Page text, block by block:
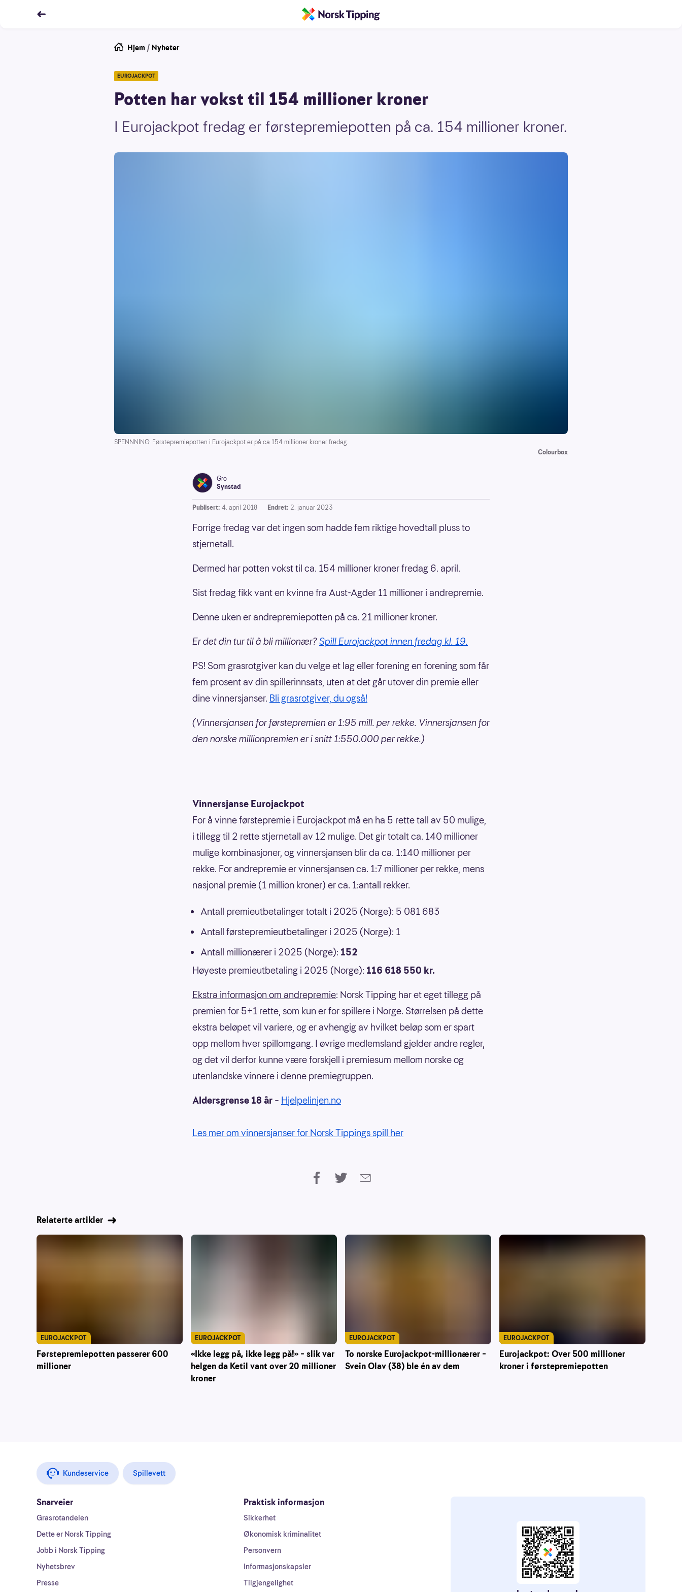
Hjem / Nyheter
EUROJACKPOT
Potten har vokst til 154 millioner kroner
I Eurojackpot fredag er førstepremiepotten på ca. 154 millioner kroner.
SPENNNING: Førstepremiepotten i Eurojackpot er på ca 154 millioner kroner fredag.
Colourbox
Gro
Synstad
Publisert: 4. april 2018 Endret: 2. januar 2023
Forrige fredag var det ingen som hadde fem riktige hovedtall pluss to
stjernetall.
Dermed har potten vokst til ca. 154 millioner kroner fredag 6. april.
Sist fredag fikk vant en kvinne fra Aust-Agder 11 millioner i andrepremie.
Denne uken er andrepremiepotten på ca. 21 millioner kroner.
Er det din tur til å bli millionær?Spill Eurojackpot innen fredag kl. 19.
PS! Som grasrotgiver kan du velge et lag eller forening en forening som får
fem prosent av din spillerinnsats, uten at det går utover din premie eller
dine vinnersjanser. Bli grasrotgiver, du også!
(Vinnersjansen for førstepremien er 1:95 mill. per rekke. Vinnersjansen for
den norske millionpremien er i snitt 1:550.000 per rekke.)
Vinnersjanse Eurojackpot
For å vinne førstepremie i Eurojackpot må en ha 5 rette tall av 50 mulige,
i tillegg til 2 rette stjernetall av 12 mulige. Det gir totalt ca. 140 millioner
mulige kombinasjoner, og vinnersjansen blir da ca. 1:140 millioner per
rekke. For andrepremie er vinnersjansen ca. 1:7 millioner per rekke, mens
nasjonal premie (1 million kroner) er ca. 1:antall rekker.
Antall premieutbetalinger totalt i 2025 (Norge): 5 081 683
Antall førstepremieutbetalinger i 2025 (Norge): 1
Antall millionærer i 2025 (Norge): 152
Høyeste premieutbetaling i 2025 (Norge): 116 618 550 kr.
Ekstra informasjon om andrepremie: Norsk Tipping har et eget tillegg på
premien for 5+1 rette, som kun er for spillere i Norge. Størrelsen på dette
ekstra beløpet vil variere, og er avhengig av hvilket beløp som er spart
opp mellom hver spillomgang. I øvrige medlemsland gjelder andre regler,
og det vil derfor kunne være forskjell i premiesum mellom norske og
utenlandske vinnere i denne premiegruppen.
Aldersgrense 18 år – Hjelpelinjen.no
Les mer om vinnersjanser for Norsk Tippings spill her
Relaterte artikler
Førstepremiepotten passerer 600
millioner
EUROJACKPOT
«Ikke legg på, ikke legg på!» – slik var
helgen da Ketil vant over 20 millioner
kroner
EUROJACKPOT
To norske Eurojackpot-millionærer –
Svein Olav (38) ble én av dem
EUROJACKPOT
Eurojackpot: Over 500 millioner
kroner i førstepremiepotten
EUROJACKPOT
Kundeservice Spillevett
Snarveier
Grasrotandelen
Dette er Norsk Tipping
Jobb i Norsk Tipping
Nyhetsbrev
Presse
Praktisk informasjon
Sikkerhet
Økonomisk kriminalitet
Personvern
Informasjonskapsler
Tilgjengelighet